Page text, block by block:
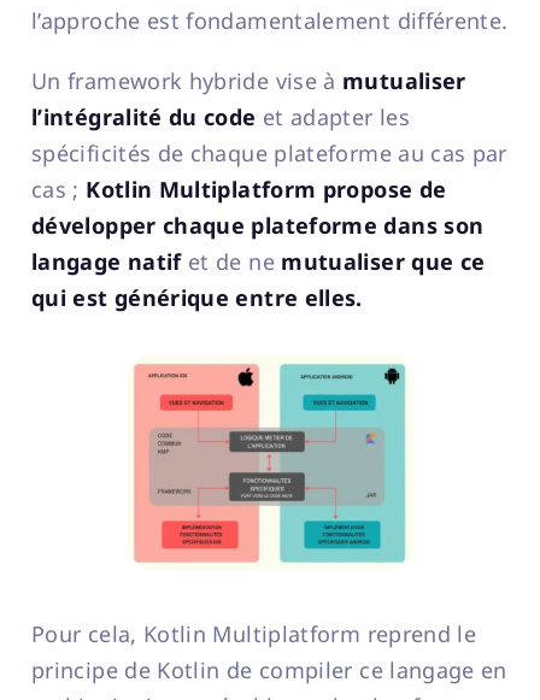
l’approche est fondamentalement différente.
Un framework hybride vise à mutualiser
l’intégralité du code et adapter les
spécificités de chaque plateforme au cas par
cas ; Kotlin Multiplatform propose de
développer chaque plateforme dans son
langage natifet de ne mutualiser que ce
qui est générique entre elles.
Pour cela, Kotlin Multiplatform reprend le
principe de Kotlin de compiler ce langage en